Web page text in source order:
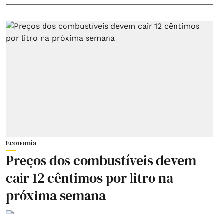
Economia
Preços dos combustíveis devem
cair 12 cêntimos por litro na
próxima semana